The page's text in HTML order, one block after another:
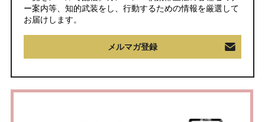
ー案内等、知的武装をし、行動するための情報を厳選して
お届けします。
メルマガ登録